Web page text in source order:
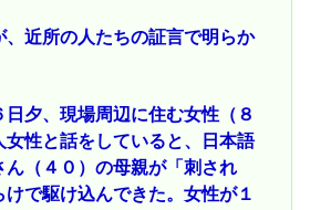
、近所の人たちの証言で明らか
夕、現場周辺に住む女性（８
女性と話をしていると、日本語
ん（４０）の母親が「刺され
で駆け込んできた。女性が１